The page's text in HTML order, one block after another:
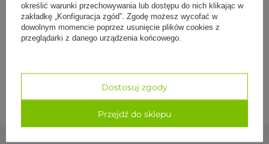
Łuski kakaowe* (53%), cynamon*, kardamon*, imbir*,
prażona cykoria*, goździki*, czarny pieprz*.
*Z upraw ekologicznych.
Dodaj 2 łyżeczki (2,6 g) herbaty Czekoladowy Czaj.
Gotuj na małym ogniu przez 10-15 minut.
Odcedź, a następnie dodaj podgrzane mleko i posłódź do
smaku.
YOGI TEA GmbH, Niemcy
Specyfikacja
Formy płatności
Dostawa i zwroty
określić warunki przechowywania lub dostępu do nich klikając w
zakładkę „Konfiguracja zgód”. Zgodę możesz wycofać w
dowolnym momencie poprzez usunięcie plików cookies z
przeglądarki z danego urządzenia końcowego.
Dostosuj zgody
Przejdź do sklepu